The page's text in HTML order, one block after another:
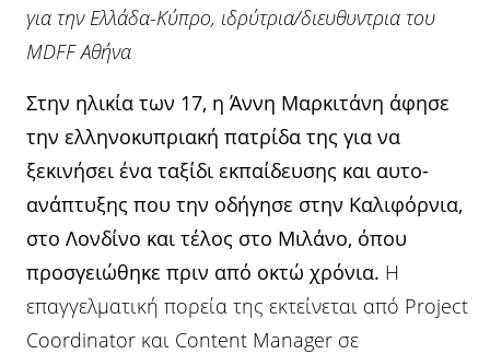
για την Ελλάδα-Κύπρο, ιδρύτρια/διευθυντρια του
MDFF Αθήνα
Στην ηλικία των 17, η Άννη Μαρκιτάνη άφησε
την ελληνοκυπριακή πατρίδα της για να
ξεκινήσει ένα ταξίδι εκπαίδευσης και αυτο-
ανάπτυξης που την οδήγησε στην Καλιφόρνια,
στο Λονδίνο και τέλος στο Μιλάνο, όπου
προσγειώθηκε πριν από οκτώ χρόνια. Η
επαγγελματική πορεία της εκτείνεται από Project
Coordinator και Content Manager σε